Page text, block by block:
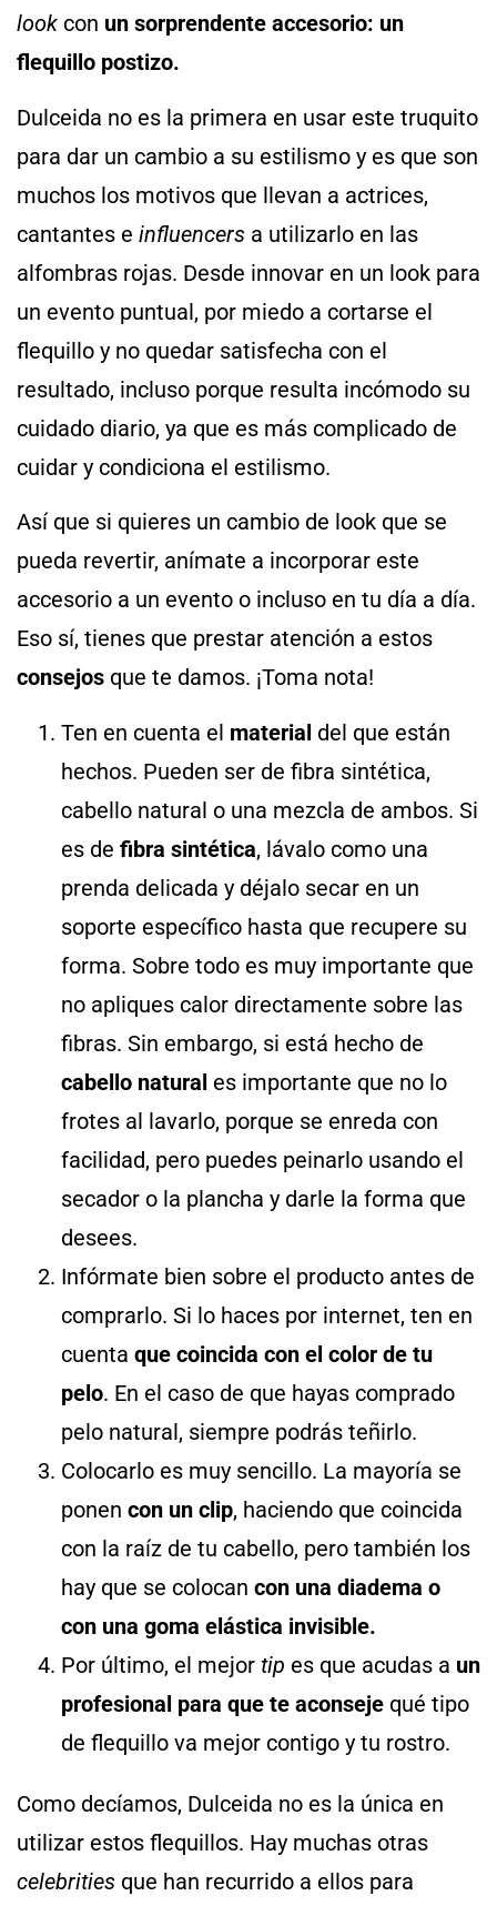
look con un sorprendente accesorio: un
flequillo postizo.
Dulceida no es la primera en usar este truquito
para dar un cambio a su estilismo y es que son
muchos los motivos que llevan a actrices,
cantantes e influencers a utilizarlo en las
alfombras rojas. Desde innovar en un look para
un evento puntual, por miedo a cortarse el
flequillo y no quedar satisfecha con el
resultado, incluso porque resulta incómodo su
cuidado diario, ya que es más complicado de
cuidar y condiciona el estilismo.
Así que si quieres un cambio de look que se
pueda revertir, anímate a incorporar este
accesorio a un evento o incluso en tu día a día.
Eso sí, tienes que prestar atención a estos
consejos que te damos. ¡Toma nota!
Ten en cuenta el material del que están
hechos. Pueden ser de fibra sintética,
cabello natural o una mezcla de ambos. Si
es de fibra sintética, lávalo como una
prenda delicada y déjalo secar en un
soporte específico hasta que recupere su
forma. Sobre todo es muy importante que
no apliques calor directamente sobre las
fibras. Sin embargo, si está hecho de
cabello natural es importante que no lo
frotes al lavarlo, porque se enreda con
facilidad, pero puedes peinarlo usando el
secador o la plancha y darle la forma que
desees.
Infórmate bien sobre el producto antes de
comprarlo. Si lo haces por internet, ten en
cuenta que coincida con el color de tu
pelo. En el caso de que hayas comprado
pelo natural, siempre podrás teñirlo.
Colocarlo es muy sencillo. La mayoría se
ponen con un clip, haciendo que coincida
con la raíz de tu cabello, pero también los
hay que se colocan con una diadema o
con una goma elástica invisible.
Por último, el mejor tip es que acudas a un
profesional para que te aconseje qué tipo
de flequillo va mejor contigo y tu rostro.
Como decíamos, Dulceida no es la única en
utilizar estos flequillos. Hay muchas otras
celebrities que han recurrido a ellos para